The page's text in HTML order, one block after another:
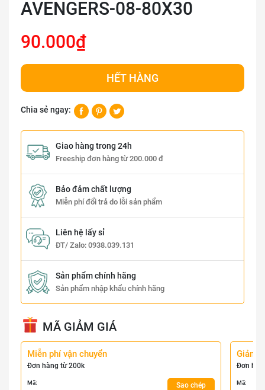
AVENGERS-08-80X30
90.000₫
HẾT HÀNG
Chia sẻ ngay:
Giao hàng trong 24h
Freeship đơn hàng từ 200.000 đ
Bảo đảm chất lượng
Miễn phí đổi trả do lỗi sản phẩm
Liên hệ lấy sỉ
ĐT/ Zalo: 0938.039.131
Sản phẩm chính hãng
Sản phẩm nhập khẩu chính hãng
MÃ GIẢM GIÁ
Miễn phí vận chuyển
Đơn hàng từ 200k
Mã: Sao chép
Giảm
Đơn
Mã: